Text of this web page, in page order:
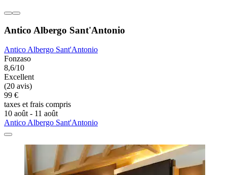
Antico Albergo Sant'Antonio
Antico Albergo Sant'Antonio
Fonzaso
8,6/10
Excellent
(20 avis)
99 €
taxes et frais compris
10 août - 11 août
Antico Albergo Sant'Antonio